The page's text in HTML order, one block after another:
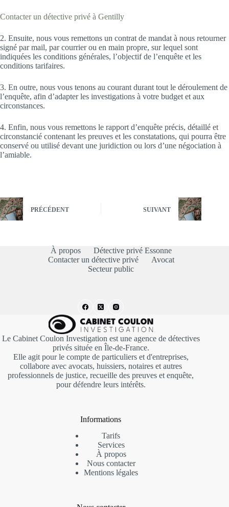
Contacter un détective privé à Gentilly
2. Ensuite, nous vous remettons un contrat de mandat à nous retourner
signé par mail, par courrier ou en main propre, sur lequel sont
indiquées les conditions générales, l’objectif de l’enquête et les
conditions tarifaires.
3. En outre, nous vous tenons au courant durant tout le déroulement de
l’enquête, afin d’adapter les investigations à votre budget et aux
circonstances.
4. Enfin, nous vous remettons le rapport d’enquête précis, détaillé et
circonstancié contenant les preuves et les constatations, qui pourra être
conservé ou utilisé devant une juridiction ou lors d’une négociation à
l’amiable.
PRÉCÉDENT SUIVANT
À propos
Détective privé Essonne
Contacter un détective privé
Avocat
Secteur public
Le Cabinet Coulon Investigation est une agence de détectives
privés située en Île-de-France.
Elle agit pour le compte de particuliers et d'entreprises,
collabore avec avocats, huissiers, notaires et autres
professionnels de justice, recueille des preuves et enquête,
pour défendre leurs intérêts.
Informations
Tarifs
Services
À propos
Nous contacter
Mentionslégales